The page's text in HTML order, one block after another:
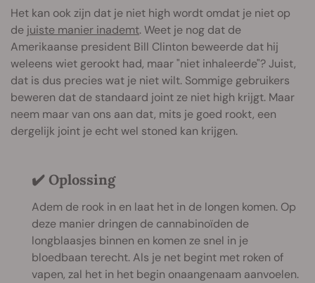
Het kan ook zijn dat je niet high wordt omdat je niet op
de juiste manier inademt. Weet je nog dat de
Amerikaanse president Bill Clinton beweerde dat hij
weleens wiet gerookt had, maar "niet inhaleerde"? Juist,
dat is dus precies wat je niet wilt. Sommige gebruikers
beweren dat de standaard joint ze niet high krijgt. Maar
neem maar van ons aan dat, mits je goed rookt, een
dergelijk joint je echt wel stoned kan krijgen.
✔️ Oplossing
Adem de rook in en laat het in de longen komen. Op
deze manier dringen de cannabinoïden de
longblaasjes binnen en komen ze snel in je
bloedbaan terecht. Als je net begint met roken of
vapen, zal het in het begin onaangenaam aanvoelen.